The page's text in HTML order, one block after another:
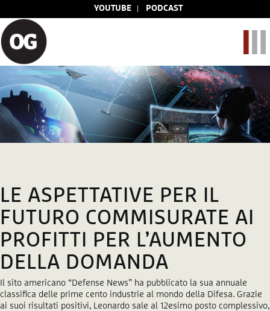
YOUTUBE PODCAST
LE ASPETTATIVE PER IL
FUTURO COMMISURATE AI
PROFITTI PER L’AUMENTO
DELLA DOMANDA
Il sito americano “Defense News” ha pubblicato la sua annuale
classifica delle prime cento industrie al mondo della Difesa. Grazie
ai suoi risultati positivi, Leonardo sale al 12esimo posto complessivo,